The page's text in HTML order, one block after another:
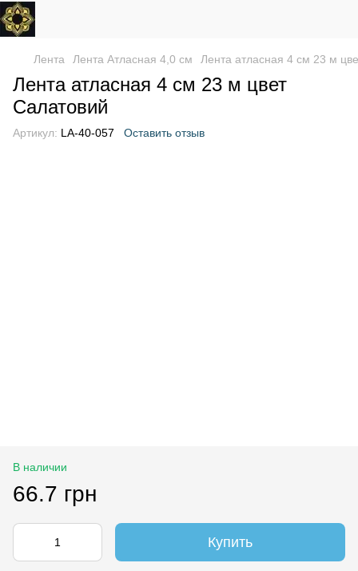
Лента Лента Атласная 4,0 см Лента атласная 4 см 23 м
Лента атласная 4 см 23 м цвет
Салатовий
Артикул: LA-40-057 Оставить отзыв
В наличии
66.7 грн
Купить